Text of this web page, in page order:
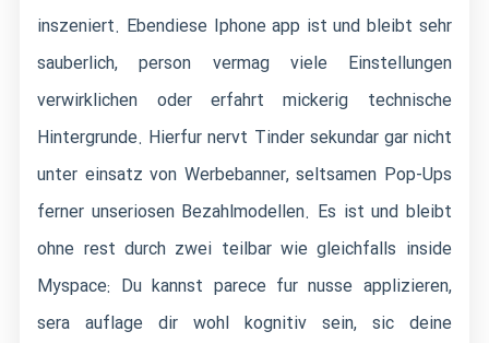
inszeniert. Ebendiese Iphone app ist und bleibt sehr
sauberlich, person vermag viele Einstellungen
verwirklichen oder erfahrt mickerig technische
Hintergrunde. Hierfur nervt Tinder sekundar gar nicht
unter einsatz von Werbebanner, seltsamen Pop-Ups
ferner unseriosen Bezahlmodellen. Es ist und bleibt
ohne rest durch zwei teilbar wie gleichfalls inside
Myspace: Du kannst parece fur nusse applizieren,
sera auflage dir wohl kognitiv sein, sic deine